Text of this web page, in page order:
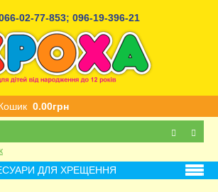
02-77-853; 096-19-396-21
0.00грн
ДЛЯ ХРЕЩЕННЯ